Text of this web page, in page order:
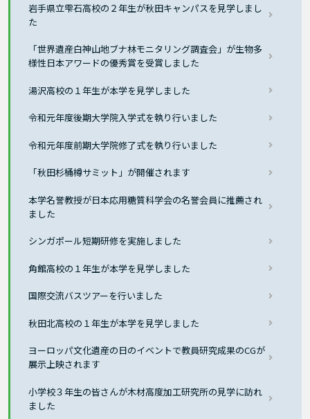
岩手県立雫石高校の２年生が秋田キャンパスを見学しまし
た
「世界遺産白神山地ブナ林モニタリング調査会」が生物多
様性日本アワードの優秀賞を受賞しました
湯沢高校の１年生が本学を見学しました
令和元年度後期大学院入学式を執り行いました
令和元年度前期大学院修了式を執り行いました
「秋田杉桶樽サミット」が開催されます
本学名誉教授が日本応用糖質科学会の名誉会員に推薦され
ました
シンガポール短期研修を実施しました
角館高校の１年生が本学を見学しました
国際交流バスツアーを行いました
秋田北高校の１年生が本学を見学しました
ヨーロッパ文化遺産の日のイベントで教員研究成果のCGが
展示上映されます
小学校３年生の皆さんが木材高度加工研究所の見学に訪れ
ました